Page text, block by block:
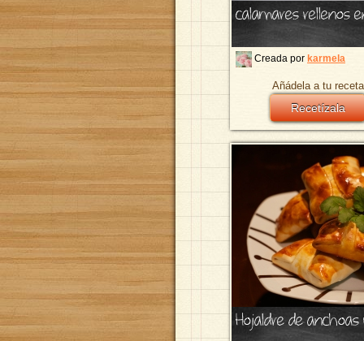
calamares rellenos
Creada por karmela
Añádela a tu
Recetízala
Hojaldre de